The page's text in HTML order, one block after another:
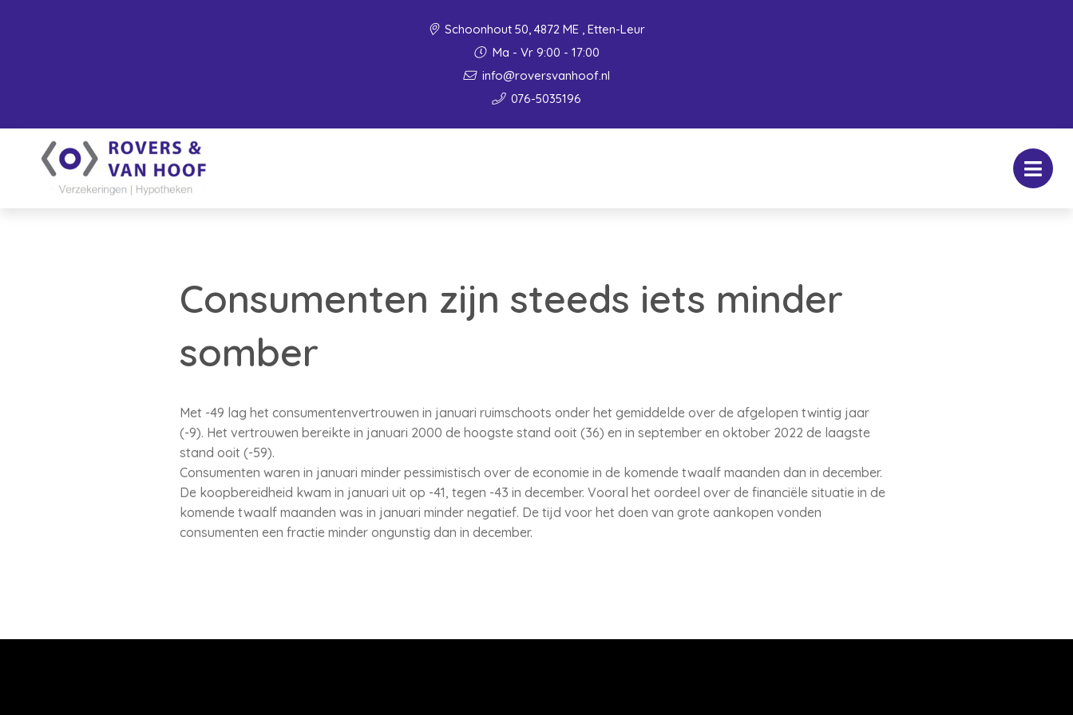
Schoonhout 50, 4872 ME , Etten-Leur
Ma - Vr 9:00 - 17:00
info@roversvanhoof.nl
076-5035196
Consumenten zijn steeds iets minder
somber
Met -49 lag het consumentenvertrouwen in januari ruimschoots onder het gemiddelde over de afgelopen twintig jaar
(-9). Het vertrouwen bereikte in januari 2000 de hoogste stand ooit (36) en in september en oktober 2022 de laagste
stand ooit (-59).
Consumenten waren in januari minder pessimistisch over de economie in de komende twaalf maanden dan in december.
De koopbereidheid kwam in januari uit op -41, tegen -43 in december. Vooral het oordeel over de financiële situatie in de
komende twaalf maanden was in januari minder negatief. De tijd voor het doen van grote aankopen vonden
consumenten een fractie minder ongunstig dan in december.